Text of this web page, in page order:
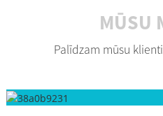
MŪSU
Palīdzam mūsu